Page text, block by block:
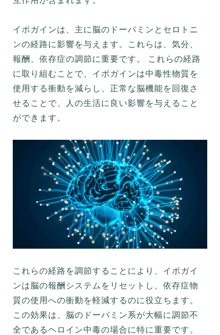
イボガインは、主に脳のドーパミンとセロトニ
ンの経路に影響を与えます。これらは、気分、
報酬、依存症の調節に重要です。 これらの経路
に取り組むことで、イボガインは中毒性物質を
使用する衝動を減らし、正常な脳機能を回復さ
せることで、人の生活に良い影響を与えること
ができます。
これらの経路を調節することにより、イボガイ
ンは脳の報酬システムをリセットし、依存症物
質の使用への衝動を軽減するのに役立ちます。
この効果は、脳のドーパミン系が大幅に調節不
全であるヘロイン中毒の場合に特に重要です。